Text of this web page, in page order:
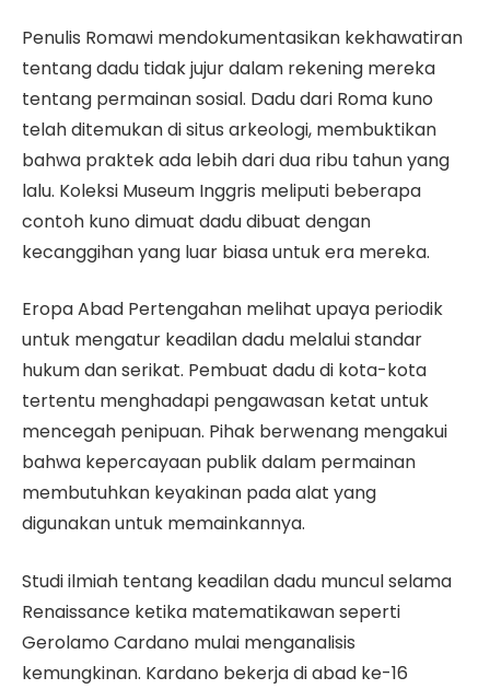
Penulis Romawi mendokumentasikan kekhawatiran
tentang dadu tidak jujur dalam rekening mereka
tentang permainan sosial. Dadu dari Roma kuno
telah ditemukan di situs arkeologi, membuktikan
bahwa praktek ada lebih dari dua ribu tahun yang
lalu. Koleksi Museum Inggris meliputi beberapa
contoh kuno dimuat dadu dibuat dengan
kecanggihan yang luar biasa untuk era mereka.
Eropa Abad Pertengahan melihat upaya periodik
untuk mengatur keadilan dadu melalui standar
hukum dan serikat. Pembuat dadu di kota-kota
tertentu menghadapi pengawasan ketat untuk
mencegah penipuan. Pihak berwenang mengakui
bahwa kepercayaan publik dalam permainan
membutuhkan keyakinan pada alat yang
digunakan untuk memainkannya.
Studi ilmiah tentang keadilan dadu muncul selama
Renaissance ketika matematikawan seperti
Gerolamo Cardano mulai menganalisis
kemungkinan. Kardano bekerja di abad ke-16